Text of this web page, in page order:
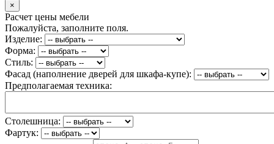
×
Расчет цены мебели
Пожалуйста, заполните поля.
Изделие:
Форма:
Стиль:
Фасад (наполнение дверей для шкафа-купе):
Предполагаемая техника:
Столешница:
Фартук: